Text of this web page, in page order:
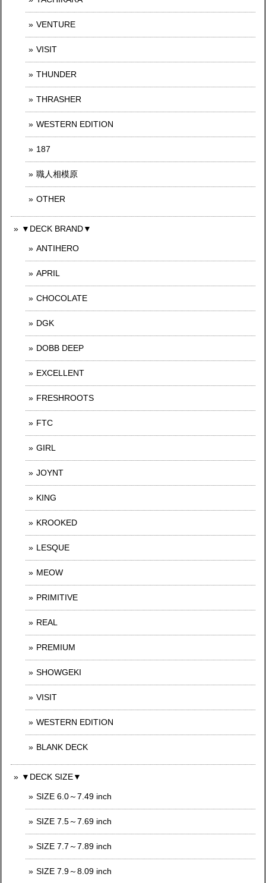
VENTURE
VISIT
THUNDER
THRASHER
WESTERN EDITION
187
職人相模原
OTHER
▼DECK BRAND▼
ANTIHERO
APRIL
CHOCOLATE
DGK
DOBB DEEP
EXCELLENT
FRESHROOTS
FTC
GIRL
JOYNT
KING
KROOKED
LESQUE
MEOW
PRIMITIVE
REAL
PREMIUM
SHOWGEKI
VISIT
WESTERN EDITION
BLANK DECK
▼DECK SIZE▼
SIZE 6.0～7.49 inch
SIZE 7.5～7.69 inch
SIZE 7.7～7.89 inch
SIZE 7.9～8.09 inch